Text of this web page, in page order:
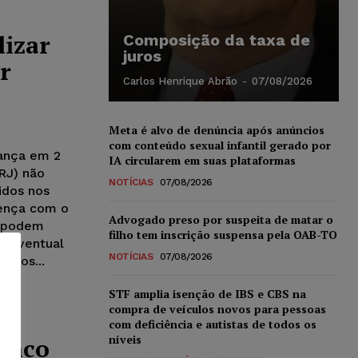
em 2
não
nos
com o
eventual
Composição da taxa de
juros
Carlos Henrique Abrão - 07/08/2026
Meta é alvo de denúncia após anúncios
com conteúdo sexual infantil gerado por
IA circularem em suas plataformas
NOTÍCIAS 07/08/2026
Advogado preso por suspeita de matar o
filho tem inscrição suspensa pela OAB-TO
NOTÍCIAS 07/08/2026
STF amplia isenção de IBS e CBS na
compra de veículos novos para pessoas
com deficiência e autistas de todos os
níveis